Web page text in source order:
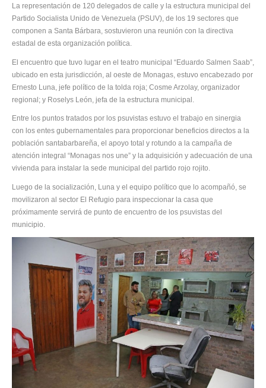
La representación de 120 delegados de calle y la estructura municipal del
Partido Socialista Unido de Venezuela (PSUV), de los 19 sectores que
componen a Santa Bárbara, sostuvieron una reunión con la directiva
estadal de esta organización política.
El encuentro que tuvo lugar en el teatro municipal “Eduardo Salmen Saab”,
ubicado en esta jurisdicción, al oeste de Monagas, estuvo encabezado por
Ernesto Luna, jefe político de la tolda roja; Cosme Arzolay, organizador
regional; y Roselys León, jefa de la estructura municipal.
Entre los puntos tratados por los psuvistas estuvo el trabajo en sinergia
con los entes gubernamentales para proporcionar beneficios directos a la
población santabarbareña, el apoyo total y rotundo a la campaña de
atención integral “Monagas nos une” y la adquisición y adecuación de una
vivienda para instalar la sede municipal del partido rojo rojito.
Luego de la socialización, Luna y el equipo político que lo acompañó, se
movilizaron al sector El Refugio para inspeccionar la casa que
próximamente servirá de punto de encuentro de los psuvistas del
municipio.